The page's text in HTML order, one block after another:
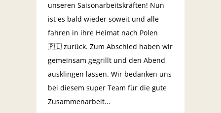
unseren Saisonarbeitskräften! Nun
ist es bald wieder soweit und alle
fahren in ihre Heimat nach Polen
🇵🇱 zurück. Zum Abschied haben wir
gemeinsam gegrillt und den Abend
ausklingen lassen. Wir bedanken uns
bei diesem super Team für die gute
Zusammenarbeit...